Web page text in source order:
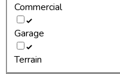
Commercial
Garage
Terrain